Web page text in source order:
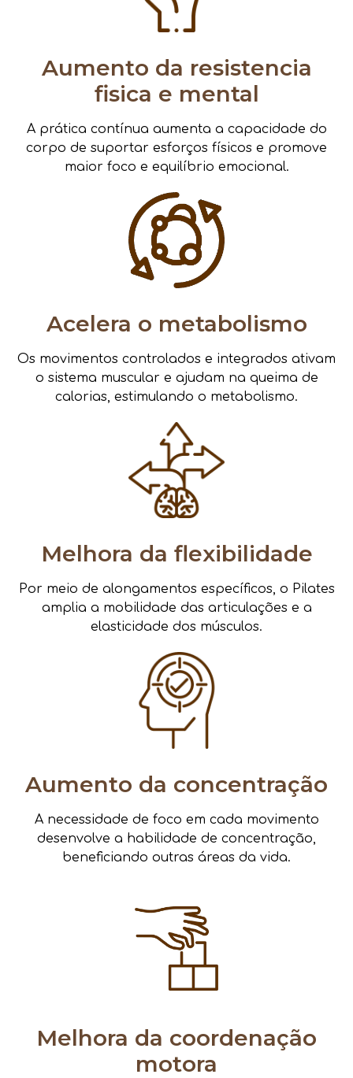
Aumento da resistencia
fisica e mental
A prática contínua aumenta a capacidade do
corpo de suportar esforços físicos e promove
maior foco e equilíbrio emocional.
Acelera o metabolismo
Os movimentos controlados e integrados ativam
o sistema muscular e ajudam na queima de
calorias, estimulando o metabolismo.
Melhora da flexibilidade
Por meio de alongamentos específicos, o Pilates
amplia a mobilidade das articulações e a
elasticidade dos músculos.
Aumento da concentração
A necessidade de foco em cada movimento
desenvolve a habilidade de concentração,
beneficiando outras áreas da vida.
Melhora da coordenação
motora